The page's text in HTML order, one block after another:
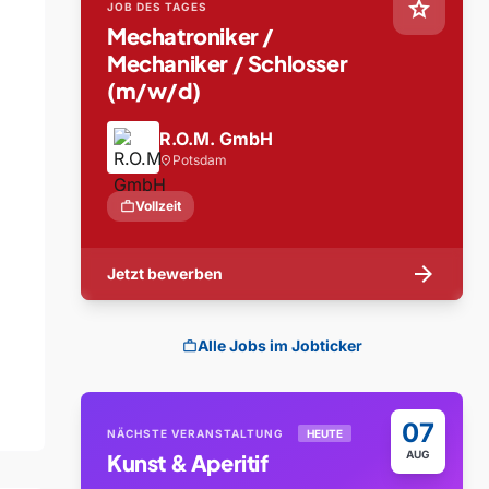
star
JOB DES TAGES
Mechatroniker /
Mechaniker / Schlosser
(m/w/d)
R.O.M. GmbH
location_on Potsdam
workVollzeit
Jetzt bewerben arrow_forward
workAlle Jobs im Jobticker
07
AUG
NÄCHSTE VERANSTALTUNG HEUTE
Kunst & Aperitif